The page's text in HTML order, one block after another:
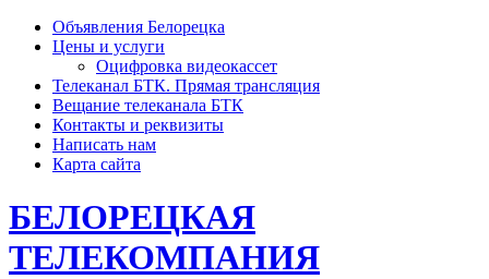
Объявления Белорецка
Цены и услуги
Оцифровка видеокассет
Телеканал БТК. Прямая трансляция
Вещание телеканала БТК
Контакты и реквизиты
Написать нам
Карта сайта
БЕЛОРЕЦКАЯ
ТЕЛЕКОМПАНИЯ